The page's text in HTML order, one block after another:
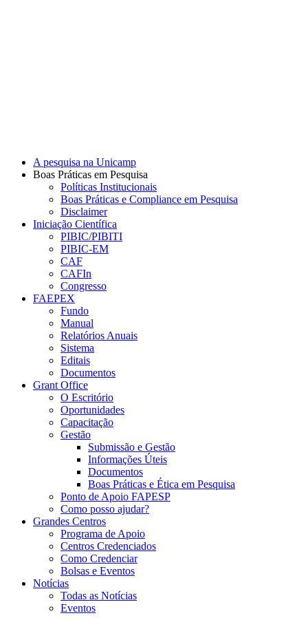
A pesquisa na Unicamp
Boas Práticas em Pesquisa
Políticas Institucionais
Boas Práticas e Compliance em Pesquisa
Disclaimer
Iniciação Científica
PIBIC/PIBITI
PIBIC-EM
CAF
CAFIn
Congresso
FAEPEX
Fundo
Manual
Relatórios Anuais
Sistema
Editais
Documentos
Grant Office
O Escritório
Oportunidades
Capacitação
Gestão
Submissão e Gestão
Informações Úteis
Documentos
Boas Práticas e Ética em Pesquisa
Ponto de Apoio FAPESP
Como posso ajudar?
Grandes Centros
Programa de Apoio
Centros Credenciados
Como Credenciar
Bolsas e Eventos
Notícias
Todas as Notícias
Eventos